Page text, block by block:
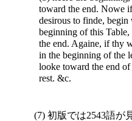
toward the end. Nowe
desirous to finde,
beginning of this
the end. Againe, if thy
in the beginning of the
looke toward the end
rest. &c.
(7) 初版では2543語が